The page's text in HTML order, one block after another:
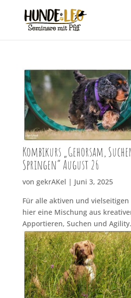
Kombikurs „Gehorsam,
Springen“ August 26
von gekrAKel | Juni 3, 2025
Für alle aktiven und vielseitigen
hier eine Mischung aus
Apportieren, Suchen und Agility.